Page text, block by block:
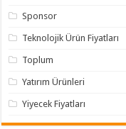
Sponsor
Teknolojik Ürün Fiyatları
Toplum
Yatırım Ürünleri
Yiyecek Fiyatları